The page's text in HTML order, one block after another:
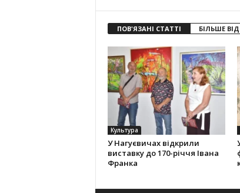
ПОВ'ЯЗАНІ СТАТТІ БІЛЬШЕ
Культура
У Нагуєвичах відкрили
виставку до 170-річчя Івана
Франка